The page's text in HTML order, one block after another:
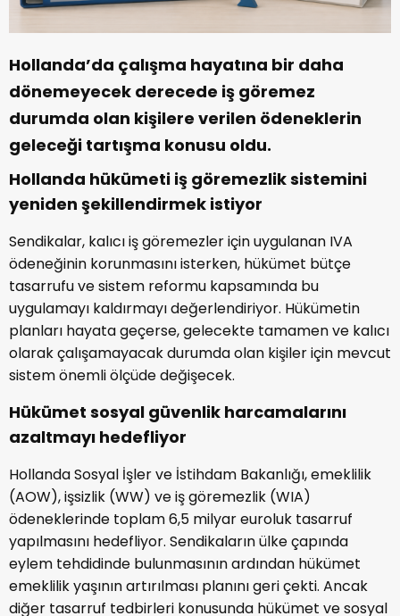
Hollanda’da çalışma hayatına bir daha
dönemeyecek derecede iş göremez
durumda olan kişilere verilen ödeneklerin
geleceği tartışma konusu oldu.
Hollanda hükümeti iş göremezlik sistemini
yeniden şekillendirmek istiyor
Sendikalar, kalıcı iş göremezler için uygulanan IVA
ödeneğinin korunmasını isterken, hükümet bütçe
tasarrufu ve sistem reformu kapsamında bu
uygulamayı kaldırmayı değerlendiriyor. Hükümetin
planları hayata geçerse, gelecekte tamamen ve kalıcı
olarak çalışamayacak durumda olan kişiler için mevcut
sistem önemli ölçüde değişecek.
Hükümet sosyal güvenlik harcamalarını
azaltmayı hedefliyor
Hollanda Sosyal İşler ve İstihdam Bakanlığı, emeklilik
(AOW), işsizlik (WW) ve iş göremezlik (WIA)
ödeneklerinde toplam 6,5 milyar euroluk tasarruf
yapılmasını hedefliyor. Sendikaların ülke çapında
eylem tehdidinde bulunmasının ardından hükümet
emeklilik yaşının artırılması planını geri çekti. Ancak
diğer tasarruf tedbirleri konusunda hükümet ve sosyal